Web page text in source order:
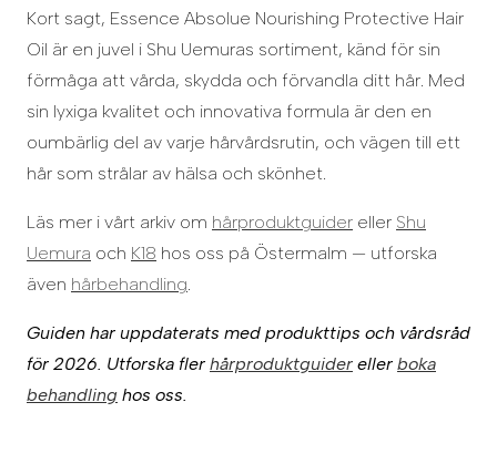
Kort sagt, Essence Absolue Nourishing Protective Hair
Oil är en juvel i Shu Uemuras sortiment, känd för sin
förmåga att vårda, skydda och förvandla ditt hår. Med
sin lyxiga kvalitet och innovativa formula är den en
oumbärlig del av varje hårvårdsrutin, och vägen till ett
hår som strålar av hälsa och skönhet.
Läs mer i vårt arkiv om hårproduktguider eller Shu
Uemura och K18 hos oss på Östermalm — utforska
även hårbehandling.
Guiden har uppdaterats med produkttips och vårdsråd
för 2026. Utforska fler hårproduktguider eller boka
behandling hos oss.